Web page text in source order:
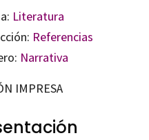
Literatura
Referencias
Narrativa
IMPRESA